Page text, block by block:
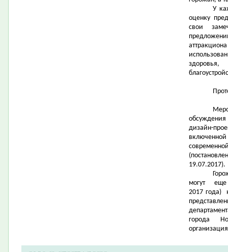
У
оценку
свои
дизайн-
19.07.2017).
могут
2017 года)
города